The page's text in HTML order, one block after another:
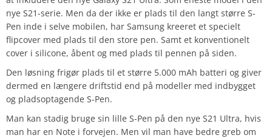
nye S21-serie. Men da der ikke er plads til den langt større S-
Pen inde i selve mobilen, har Samsung kreeret et specielt
flipcover med plads til den store pen. Samt et konventionelt
cover i silicone, åbent og med plads til pennen på siden.
Den løsning frigør plads til et større 5.000 mAh batteri og giver
dermed en længere driftstid end på modeller med indbygget
og pladsoptagende S-Pen.
Man kan stadig bruge sin lille S-Pen på den nye S21 Ultra, hvis
man har en Note i forvejen. Men vil man have bedre greb om